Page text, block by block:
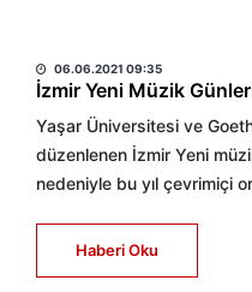
06.06.2021 09:35
İzmir Yeni Müzik
Yaşar Üniversitesi ve
düzenlenen İzmir Yeni
nedeniyle bu yıl çevrimiçi
Haberi Oku